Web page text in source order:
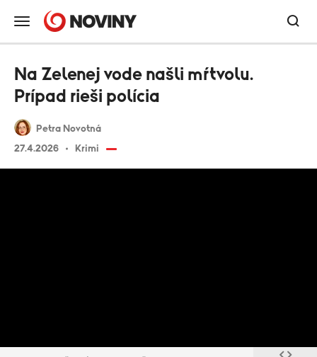
Petra Novotná
27.4.2026
Krimi
Na Zelenej vode našli mŕtvolu.
Prípad rieši polícia